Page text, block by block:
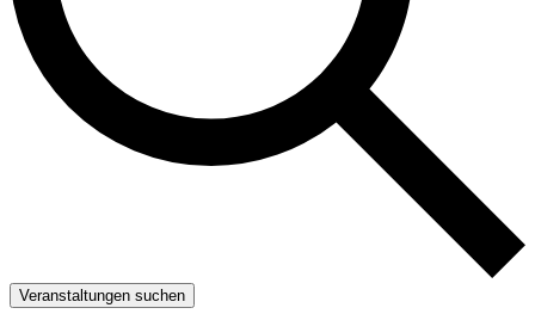
Veranstaltungen suchen